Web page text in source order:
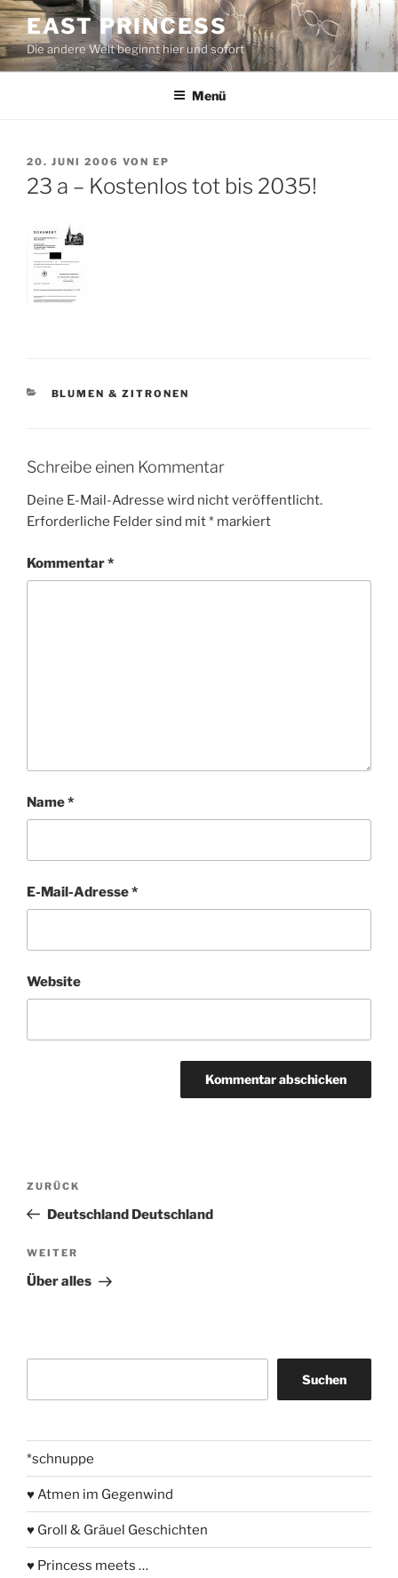
Zum
Inhalt
springen
EAST PRINCESS
Die andere Welt beginnt hier und sofort
Menü
VERÖFFENTLICHT
AM
20. JUNI 2006 VON EP
23 a – Kostenlos tot bis 2035!
KATEGORIEN
BLUMEN & ZITRONEN
Schreibe einen Kommentar
Deine E-Mail-Adresse wird nicht veröffentlicht.
Erforderliche Felder sind mit* markiert
Kommentar*
Name*
E-Mail-Adresse*
Website
Beitragsnavigation
Vorheriger
Beitrag
ZURÜCK
Deutschland Deutschland
Nächster
Beitrag
WEITER
Über alles
Suchen
*schnuppe
♥ Atmen im Gegenwind
♥ Groll & Gräuel Geschichten
♥ Princess meets …